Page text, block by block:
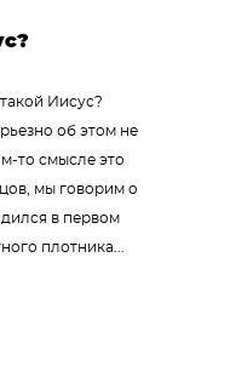
Иисус?
об этом не
то смысле это
мы говорим о
в первом
плотника...